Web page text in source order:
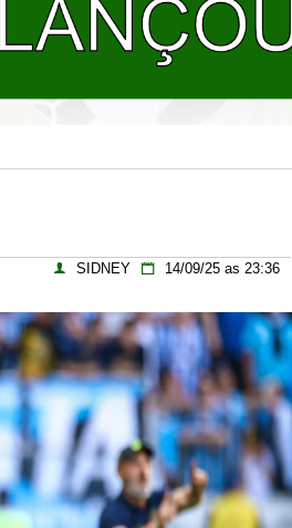
SIDNEY 14/09/25 as 23:36